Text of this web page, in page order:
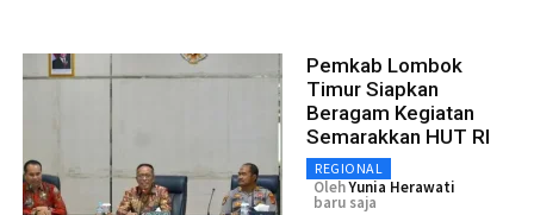
Pemkab Lombok
Timur Siapkan
Beragam Kegiatan
Semarakkan HUT RI
REGIONAL
OlehYunia Herawati
baru saja